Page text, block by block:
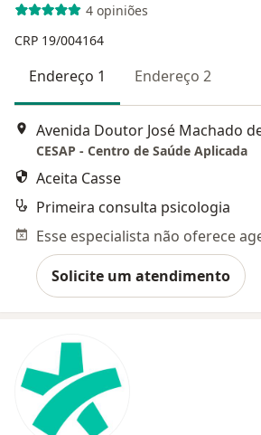
4 opiniões
CRP 19/004164
Endereço 1 Endereço 2
CESAP - Centro de Saúde Aplicada
Aceita Casse
Primeira consulta psicologia
Solicite um atendimento